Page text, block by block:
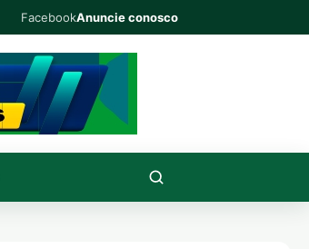
FacebookAnuncie conosco